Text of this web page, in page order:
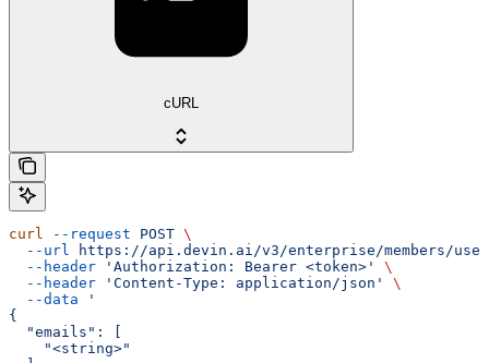
cURL
curl --request POST \
  --url
https://api.devin.ai/v3/enterprise/members/
  --header
'Authorization: Bearer <token>'
\
  --header
'Content-Type: application/json'
\
  --data
'
{
  "emails": [
    "<string>"